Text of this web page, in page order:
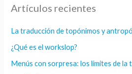
Artículos recientes
La traducción de topónimos y
¿Qué es el workslop?
Menús con sorpresa: los límites de la